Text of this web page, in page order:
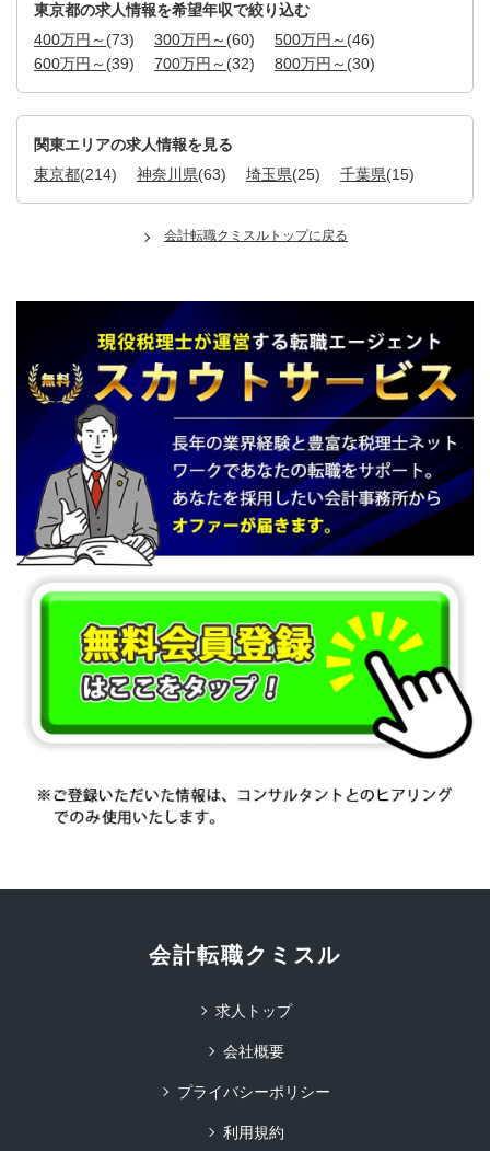
東京都の求人情報を希望年収で絞り込む
400万円～ (73) 300万円～ (60) 500万円～ (46)
600万円～ (39) 700万円～ (32) 800万円～ (30)
関東エリアの求人情報を見る
東京都(214) 神奈川県(63) 埼玉県(25) 千葉県(15)
会計転職クミスルトップに戻る
会計転職クミスル
求人トップ
会社概要
プライバシーポリシー
利用規約